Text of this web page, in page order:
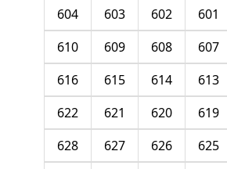
601
602
603
604
607
608
609
610
613
614
615
616
619
620
621
622
625
626
627
628